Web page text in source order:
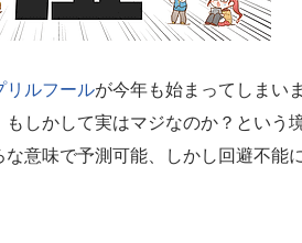
リルフールが今年も始まってしまい
もしかして実はマジなのか？という
な意味で予測可能、しかし回避不能